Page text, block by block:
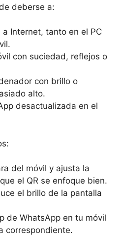
deberse a:
a Internet, tanto en el PC
con suciedad, reflejos o
con brillo o
alto.
desactualizada en el
del móvil y ajusta la
el QR se enfoque bien.
el brillo de la pantalla
de WhatsApp en tu móvil
correspondiente.